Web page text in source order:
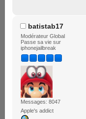
batistab17
Modérateur Global
Passe sa vie sur
iphonejailbreak
Messages: 8047
Apple's addict